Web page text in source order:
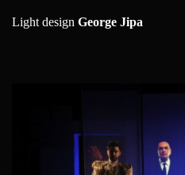
Light design George Jipa